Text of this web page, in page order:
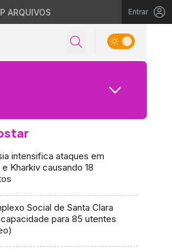
ARQUIVOS Entrar
intensifica ataques em
e Kharkiv causando 18
Social de Santa Clara
para 85 utentes